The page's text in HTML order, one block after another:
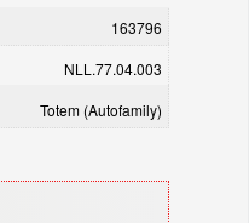
163796
NLL.77.04.003
Totem (Autofamily)